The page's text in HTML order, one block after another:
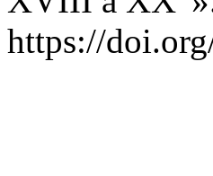
https://